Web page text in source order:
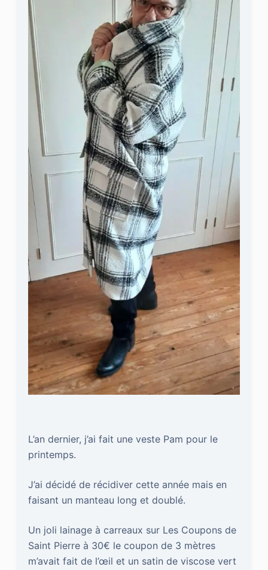
L’an dernier, j’ai fait une veste Pam pour le
printemps.
J’ai décidé de récidiver cette année mais en
faisant un manteau long et doublé.
Un joli lainage à carreaux sur Les Coupons de
Saint Pierre à 30€ le coupon de 3 mètres
m’avait fait de l’œil et un satin de viscose vert